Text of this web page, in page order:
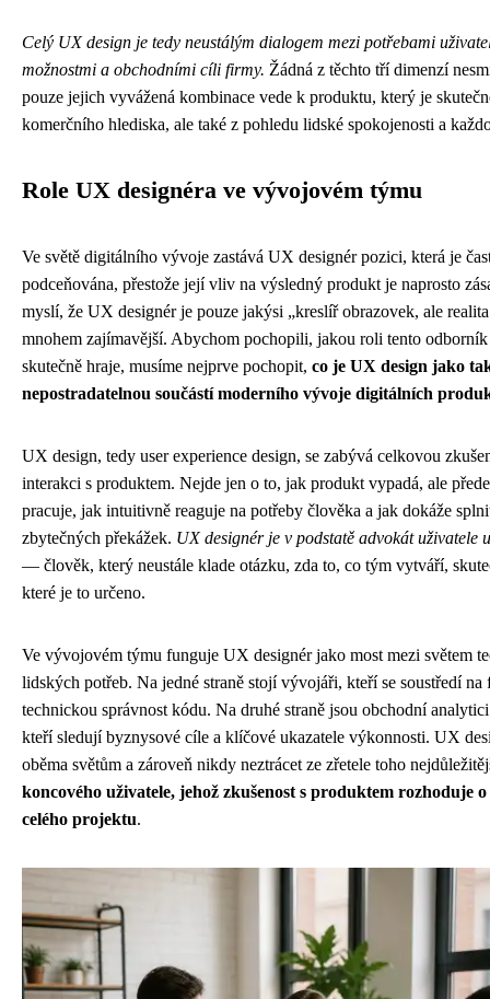
Celý UX design je tedy neustálým dialogem mezi potřebami
možnostmi a obchodními cíli firmy. Žádná z těchto tří dimenzí
pouze jejich vyvážená kombinace vede k produktu, který je
komerčního hlediska, ale také z pohledu lidské spokojenosti a
Role UX designéra ve vývojovém týmu
Ve světě digitálního vývoje zastává UX designér pozici, která je
podceňována, přestože její vliv na výsledný produkt je naprosto
myslí, že UX designér je pouze jakýsi „kreslíř obrazovek, ale
mnohem zajímavější. Abychom pochopili, jakou roli tento
skutečně hraje, musíme nejprve pochopit, co je UX design jako
nepostradatelnou součástí moderního vývoje digitálních
UX design, tedy user experience design, se zabývá celkovou
interakci s produktem. Nejde jen o to, jak produkt vypadá, ale
pracuje, jak intuitivně reaguje na potřeby člověka a jak dokáže
zbytečných překážek. UX designér je v podstatě advokát uživatele
— člověk, který neustále klade otázku, zda to, co tým vytváří,
které je to určeno.
Ve vývojovém týmu funguje UX designér jako most mezi světem
lidských potřeb. Na jedné straně stojí vývojáři, kteří se soustředí
technickou správnost kódu. Na druhé straně jsou obchodní
kteří sledují byznysové cíle a klíčové ukazatele výkonnosti. UX
oběma světům a zároveň nikdy neztrácet ze zřetele toho
koncového uživatele, jehož zkušenost s produktem rozhoduje
celého projektu.